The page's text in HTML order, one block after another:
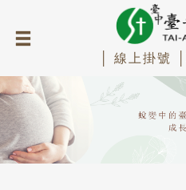
│ 線上掛號 │